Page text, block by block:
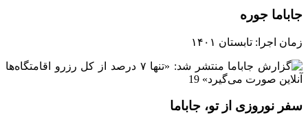
جاباما جوره
زمان اجرا: تابستان ۱۴۰۱
سفر نوروزی از تو، جاباما